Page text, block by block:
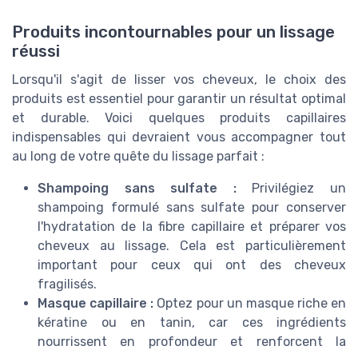
Produits incontournables pour un lissage
réussi
Lorsqu'il s'agit de lisser vos cheveux, le choix des
produits est essentiel pour garantir un résultat optimal
et durable. Voici quelques produits capillaires
indispensables qui devraient vous accompagner tout
au long de votre quête du lissage parfait :
Shampoing sans sulfate :Privilégiez un
shampoing formulé sans sulfate pour conserver
l'hydratation de la fibre capillaire et préparer vos
cheveux au lissage. Cela est particulièrement
important pour ceux qui ont des cheveux
fragilisés.
Masque capillaire : Optez pour un masque riche en
kératine ou en tanin, car ces ingrédients
nourrissent en profondeur et renforcent la